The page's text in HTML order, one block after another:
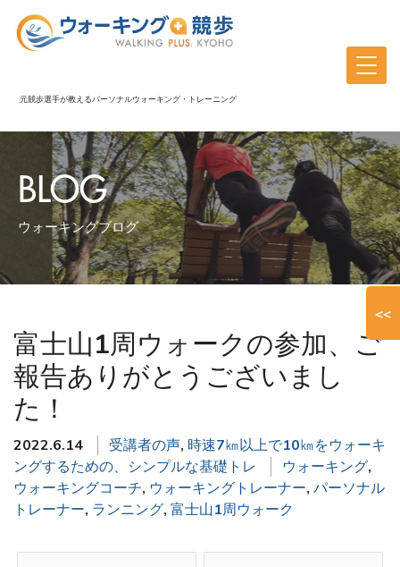
元競歩選手が教えるパーソナルウォーキング・トレーニング
BLOG
ウォーキングブログ
富士山1周ウォークの参加、ご
報告ありがとうございまし
た！
2022.6.14 受講者の声, 時速7㎞以上で10㎞をウォーキ
ングするための、シンプルな基礎トレ
ウォーキング,
ウォーキングコーチ, ウォーキングトレーナー, パーソナル
トレーナー, ランニング, 富士山1周ウォーク
<<